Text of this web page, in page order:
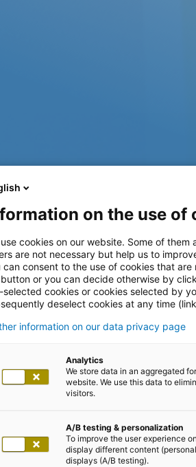
on the use of
cookies on our website. Some of
are not necessary but help us to
can consent to the use of cookies that
or you can decide otherwise by
selected cookies or cookies selected by
deselect cookies at any time
information on our data privacy page
Analytics
We store data in an aggregated
website. We use this data to
visitors.
A/B testing & personalization
To improve the user experience
display different content
displays (A/B testing).